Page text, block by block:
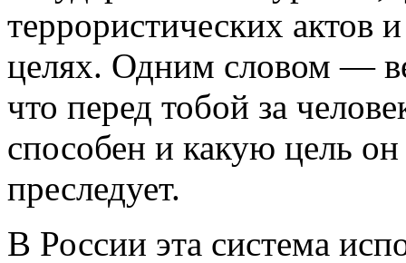
террористических актов
целях. Одним словом —
что перед тобой за
способен и какую цель он
преследует.
В России эта система